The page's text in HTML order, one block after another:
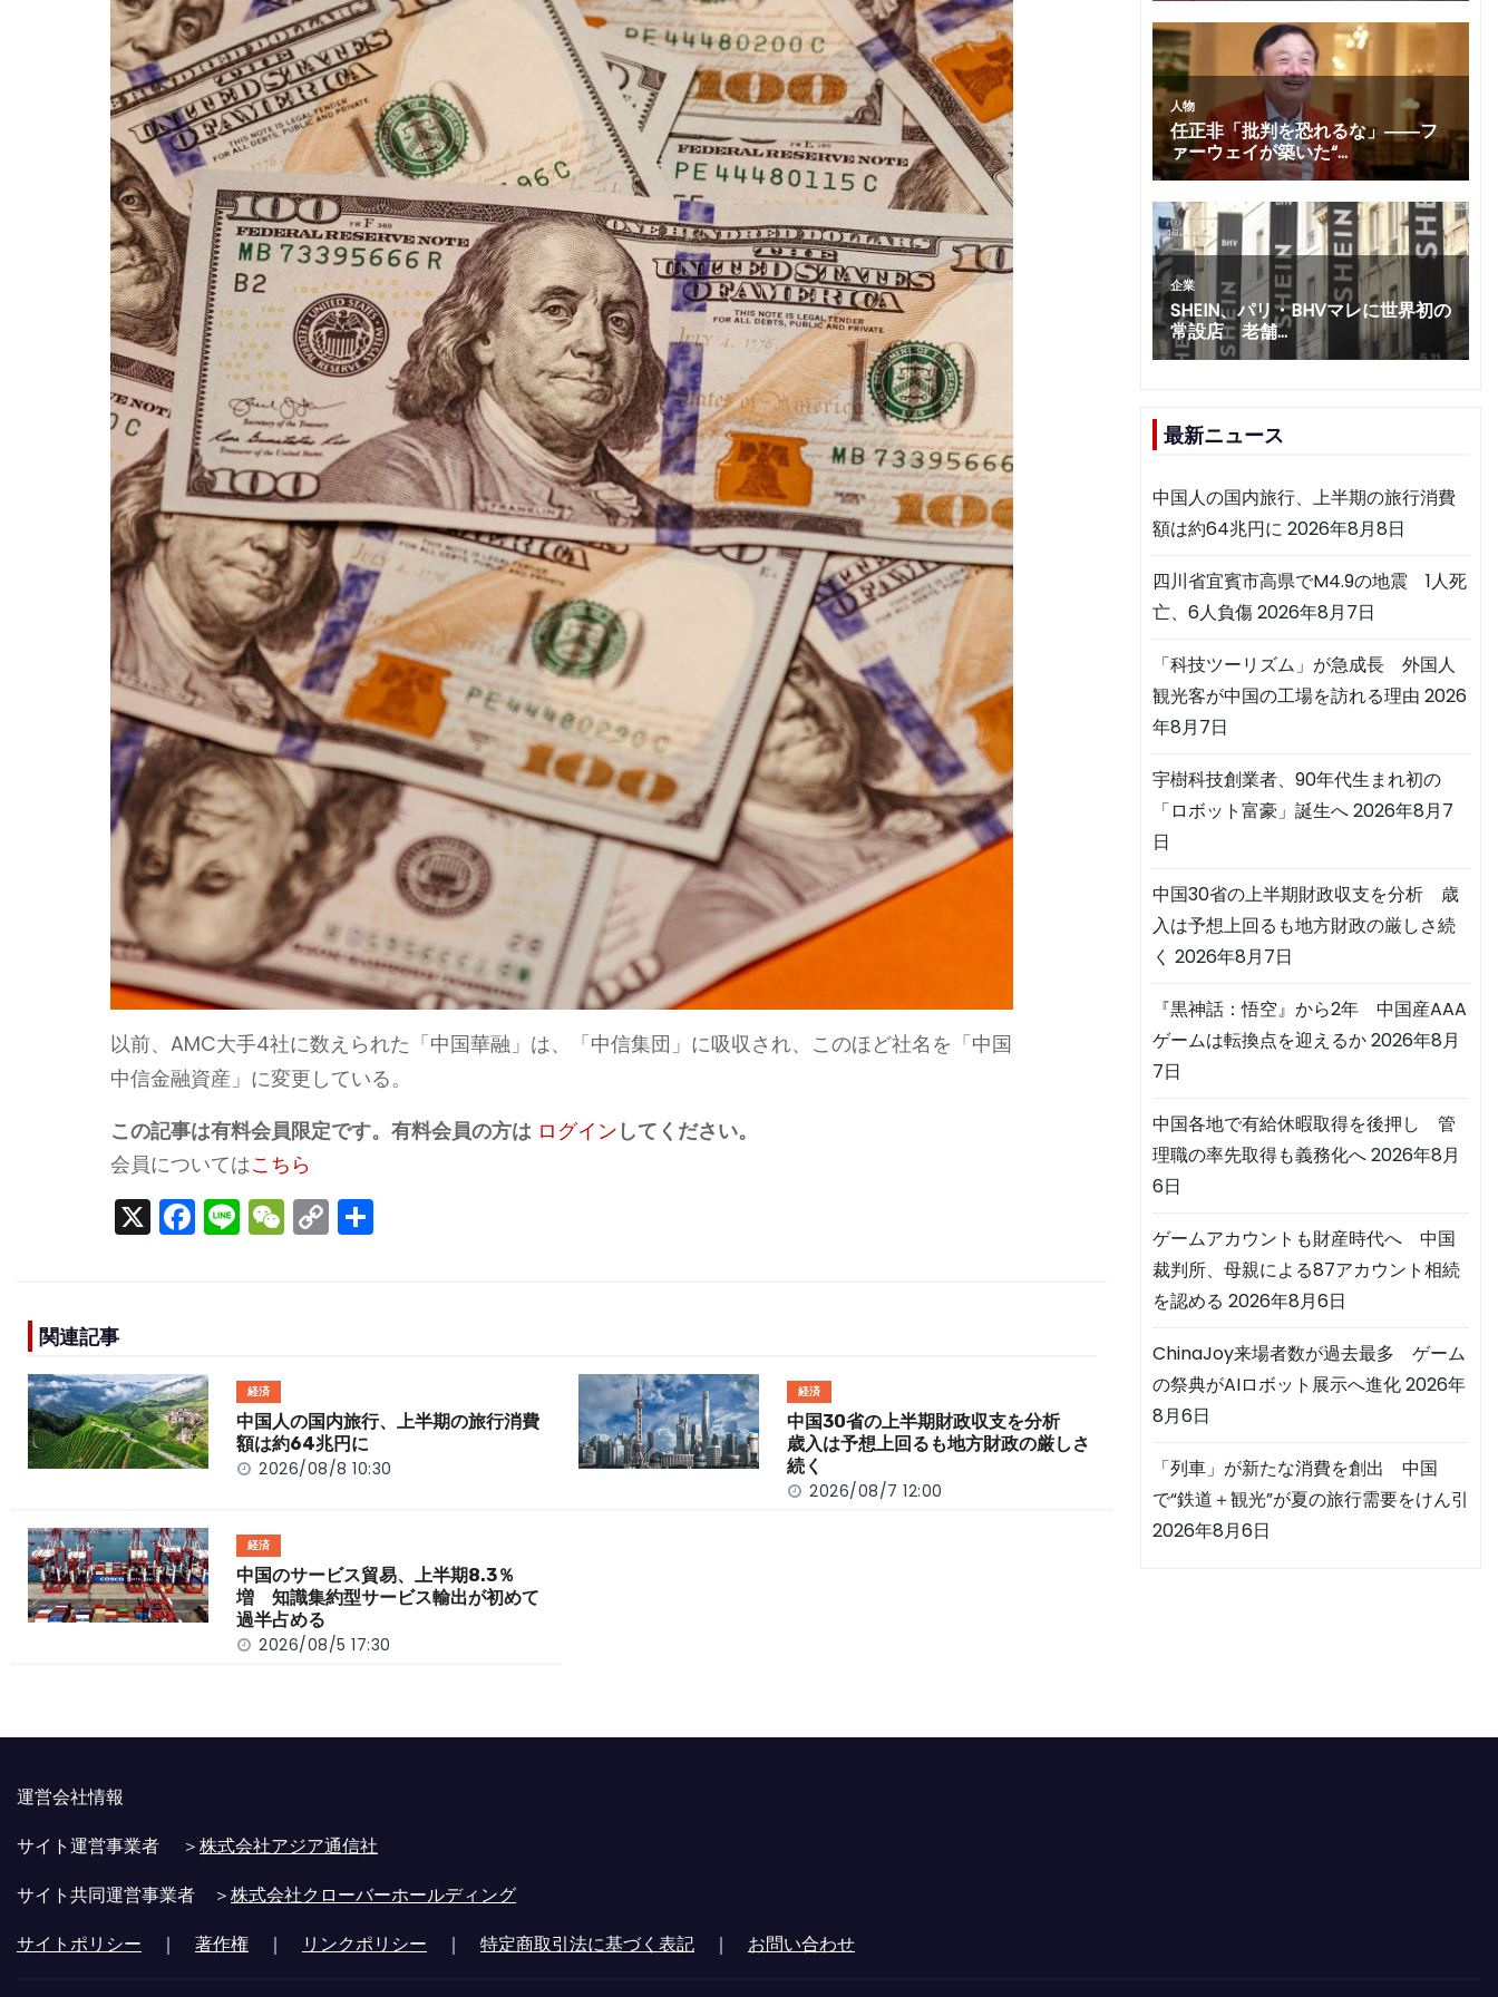
以前、AMC大手4社に数えられた「中国華融」は、「中信集団」に吸収され、このほど社名を「中国
中信金融資産」に変更している。
この記事は有料会員限定です。有料会員の方は ログイン してください。
会員についてはこちら
X F
a
o
o
k
Li
n
W
e
C
o
k
関連記事
経済
中国人の国内旅行、上半期の旅行消費
額は約64兆円に
2026/08/8 10:30
経済
中国30省の上半期財政収支を分析
歳入は予想上回るも地方財政の厳しさ
続く
2026/08/7 12:00
経済
中国のサービス貿易、上半期8.3％
増 知識集約型サービス輸出が初めて
過半占める
2026/08/5 17:30
最新ニュース
中国人の国内旅行、上半期の旅行消費
額は約64兆円に 2026年8月8日
四川省宜賓市高県でM4.9の地震 1人死
亡、6人負傷2026年8月7日
「科技ツーリズム」が急成長 外国人
観光客が中国の工場を訪れる理由 2026
年8月7日
宇樹科技創業者、90年代生まれ初の
「ロボット富豪」誕生へ2026年8月7
日
中国30省の上半期財政収支を分析 歳
入は予想上回るも地方財政の厳しさ続
く 2026年8月7日
『黒神話：悟空』から2年 中国産AAA
ゲームは転換点を迎えるか2026年8月
7日
中国各地で有給休暇取得を後押し 管
理職の率先取得も義務化へ2026年8月
6日
ゲームアカウントも財産時代へ 中国
裁判所、母親による87アカウント相続
を認める 2026年8月6日
ChinaJoy来場者数が過去最多 ゲーム
の祭典がAIロボット展示へ進化2026年
8月6日
「列車」が新たな消費を創出 中国
で“鉄道＋観光”が夏の旅行需要をけん引
2026年8月6日
運営会社情報
サイト運営事業者 ＞株式会社アジア通信社
サイト共同運営事業者 ＞株式会社クローバーホールディング
サイトポリシー ｜ 著作権 ｜ リンクポリシー ｜ 特定商取引法に基づく表記 ｜ お問い合わせ